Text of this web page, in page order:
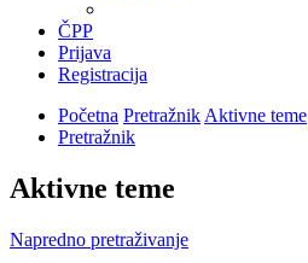
ČPP
Prijava
Registracija
Početna PretražnikAktivne teme
Pretražnik
Aktivne teme
Napredno pretraživanje